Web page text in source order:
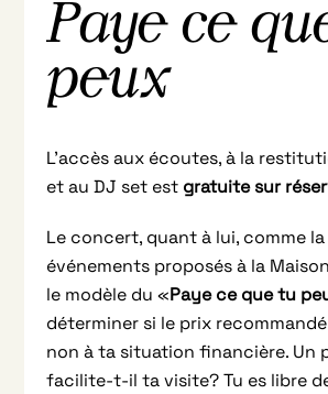
Paye ce
peux
L’accès aux écoutes, à la
et au DJ set est gratuite sur
Le concert, quant à lui, comme
événements proposés à la
le modèle du «Paye ce que tu
déterminer si le prix
non à ta situation financière. Un
facilite-t-il ta visite? Tu es libre